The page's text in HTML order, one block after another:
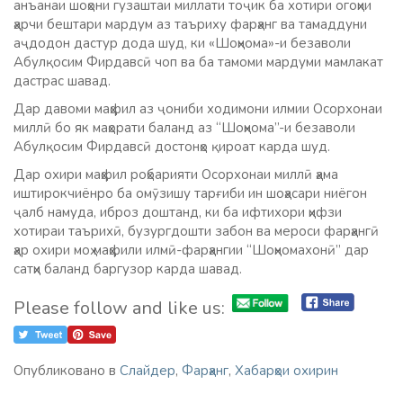
анъанаи шоҳони гузаштаи миллати тоҷик ба хотири огоҳии
ҳарчи бештари мардум аз таъриху фарҳанг ва тамаддуни
аҷдодон дастур дода шуд, ки «Шоҳнома»-и безаволи
Абулқосим Фирдавсӣ чоп ва ба тамоми мардуми мамлакат
дастрас шавад.
Дар давоми маҳфил аз ҷониби ходимони илмии Осорхонаи
миллӣ бо як маҳорати баланд аз “Шоҳнома”-и безаволи
Абулқосим Фирдавсӣ достонҳо қироат карда шуд.
Дар охири маҳфил роҳбарияти Осорхонаи миллӣ ҳама
иштирокчиёнро ба омӯзишу тарғиби ин шоҳасари ниёгон
ҷалб намуда, иброз доштанд, ки ба ифтихори ҳифзи
хотиpаи таъpихӣ, бyзypгдошти забон ва меpоси фаpҳангӣ
ҳар охири моҳ маҳфили илмӣ-фарҳангии “Шоҳномахонӣ” дар
сатҳи баланд баргузор карда шавад.
Please follow and like us:
Опубликовано в Слайдер, Фарҳанг, Хабарҳои охирин